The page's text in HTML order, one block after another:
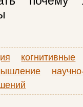
когнитивные